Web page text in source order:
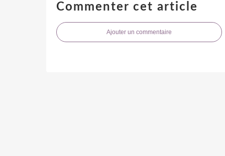
Commenter cet article
Ajouter un commentaire